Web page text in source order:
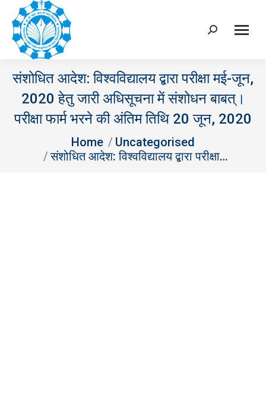
Search:
संशोधित आदेश: विश्वविद्यालय द्बारा परीक्षा मई-जून,
2020 हेतु जारी अधिसूचना में संशोधन बाबत्।
परीक्षा फार्म भरने की अंतिम तिथि 20 जून, 2020
Home
Uncategorised
संशोधित आदेश: विश्वविद्यालय द्बारा परीक्षा…